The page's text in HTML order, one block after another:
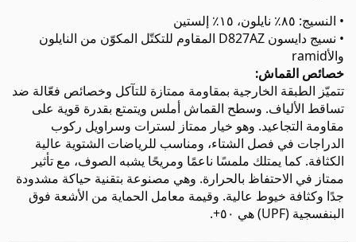
• النسيج: ٨٥٪ نايلون، ١٥٪ إلستين
• نسيج دايسون D827AZ المقاوم للتكتّل المكوّن من النايلون
والأramid
خصائص القماش:
تتميّز الطبقة الخارجية بمقاومة ممتازة للتآكل وخصائص فعّالة ضد
تساقط الألياف. وسطح القماش أملس ويتمتع بقدرة قوية على
مقاومة التجاعيد. وهو خيار ممتاز لسترات وسراويل ركوب
الدراجات في فصل الشتاء، ومناسب للرياضات الشتوية عالية
الكثافة. كما يمتلك ملمسًا ناعمًا ومريحًا يشبه الصوف، مع تأثير
ممتاز في الاحتفاظ بالحرارة. وهي مصنوعة بتقنية حياكة مشدودة
جدًا وكثافة خيوط عالية. وقيمة معامل الحماية من الأشعة فوق
البنفسجية (UPF) هي ٥٠+.